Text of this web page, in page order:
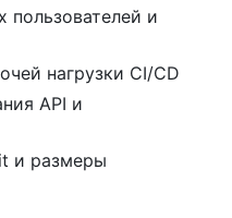
пользователей и
нагрузки CI/CD
API и
и размеры